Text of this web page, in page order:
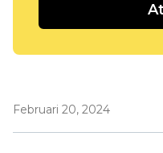
Februari 20, 2024